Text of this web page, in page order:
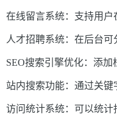
在线留言系统：支持用
人才招聘系统：在后台可
SEO搜索引擎优化：添
站内搜索功能：通过关
访问统计系统：可以统计